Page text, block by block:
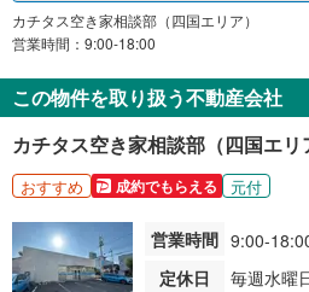
カチタス空き家相談部（四国エリア）
営業時間：9:00-18:00
この物件を取り扱う不動産会社
カチタス空き家相談部（四国エリ
おすすめ 成約でもらえる 元付
営業時間 9:00-
定休日
毎週水曜